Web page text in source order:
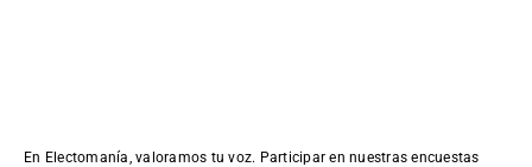
En Electomanía, valoramos tu voz. Participar en nuestras encuestas